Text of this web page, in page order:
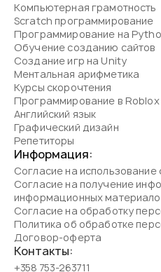
Компьютерная грамотность
Scratch программирование
Программирование на
Обучение созданию сайтов
Создание игр на Unity
Ментальная арифметика
Курсы скорочтения
Программирование в Roblox
Английский язык
Графический дизайн
Репетиторы
Информация:
Согласие на
Согласие на получение
информационных
Согласие на обработку
Политика об обработке
Договор-оферта
Контакты:
+358 753-263711